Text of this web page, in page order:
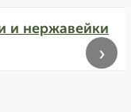
и нержавейки
›